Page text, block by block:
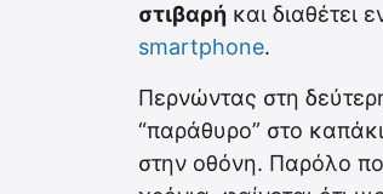
στιβαρή και διαθέτει
smartphone.
Περνώντας στη
“παράθυρο” στο
στην οθόνη. Παρόλο